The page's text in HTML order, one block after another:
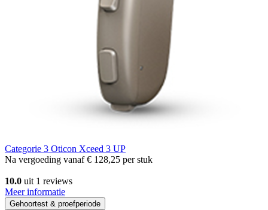
Categorie 3 Oticon Xceed 3 UP
Na vergoeding vanaf€ 128,25 per stuk
10.0 uit 1 reviews
Meer informatie
Gehoortest & proefperiode